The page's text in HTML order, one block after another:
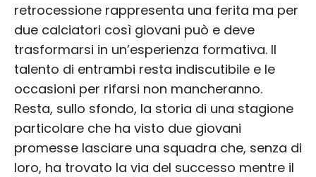
retrocessione rappresenta una ferita ma per
due calciatori così giovani può e deve
trasformarsi in un’esperienza formativa. Il
talento di entrambi resta indiscutibile e le
occasioni per rifarsi non mancheranno.
Resta, sullo sfondo, la storia di una stagione
particolare che ha visto due giovani
promesse lasciare una squadra che, senza di
loro, ha trovato la via del successo mentre il